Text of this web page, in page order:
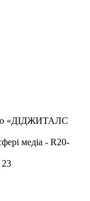
«ДІДЖИТАЛС
медіа - R20-
23